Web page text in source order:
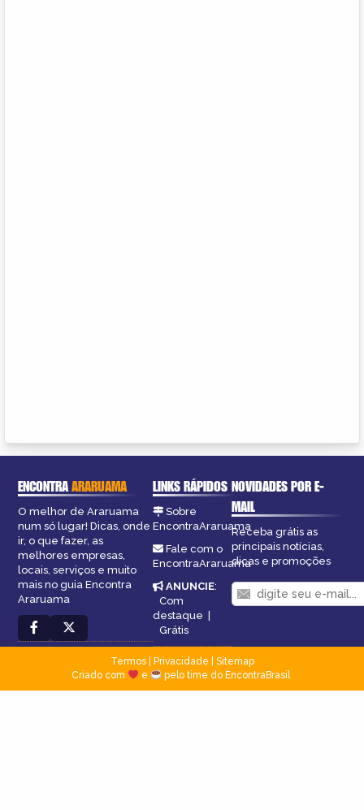
ENCONTRAARARUAMA
O melhor de Araruama
num só lugar! Dicas, onde
ir, o que fazer, as
melhores empresas,
locais, serviços e muito
mais no guia Encontra
Araruama
LINKS RÁPIDOS
Sobre
EncontraAraruama
Fale com o
EncontraAraruama
ANUNCIE:
Com
destaque |
Grátis
NOVIDADES POR E-
MAIL
Receba grátis as
principais notícias,
dicas e promoções
Termos| Privacidade
Sitemap
Criado com
e pelo time do EncontraBrasil